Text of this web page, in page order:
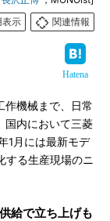
表示
関連情報
Hatena
機械まで、日常
国内において三菱
1月には最新モデ
する生産現場のニ
給で立ち上げも